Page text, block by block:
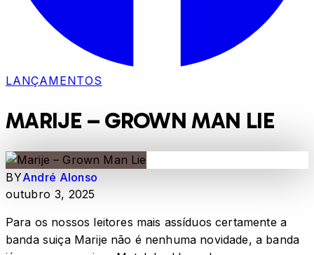
LANÇAMENTOS
MARIJE – GROWN MAN LIE
BYAndré Alonso
outubro 3, 2025
Para os nossos leitores mais assíduos certamente a
banda suiça Marije não é nenhuma novidade, a banda